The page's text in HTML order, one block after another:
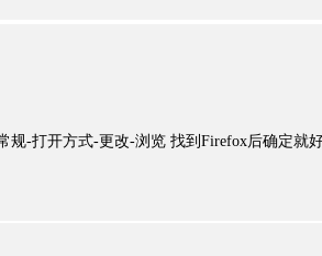
-打开方式-更改-浏览 找到Firefox后确定就好